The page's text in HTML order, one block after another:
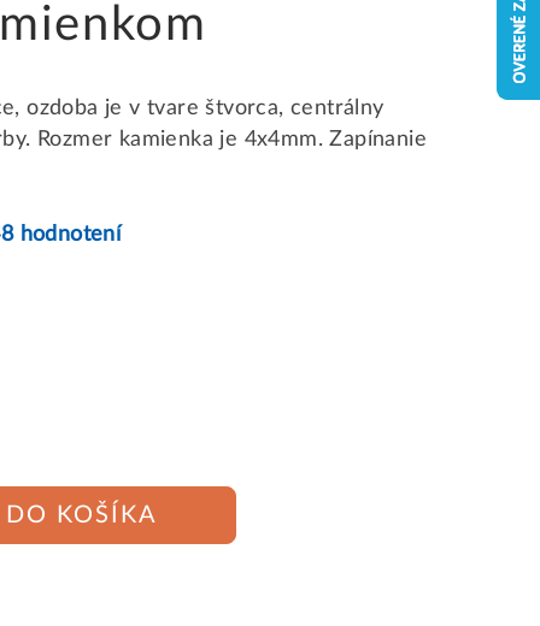
ozdoba je v tvare štvorca, centrálny
Rozmer kamienka je 4x4mm. Zapínanie
hodnotení
DO KOŠÍKA